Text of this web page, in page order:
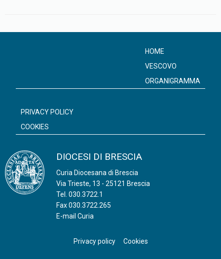
DIOCESI DI BRESCIA
Curia Diocesana di Brescia
Via Trieste, 13 - 25121 Brescia
Tel. 030.3722.1
Fax 030.3722.265
E-mail Curia
HOME
VESCOVO
ORGANIGRAMMA
PRIVACY POLICY
COOKIES
Privacy policy Cookies